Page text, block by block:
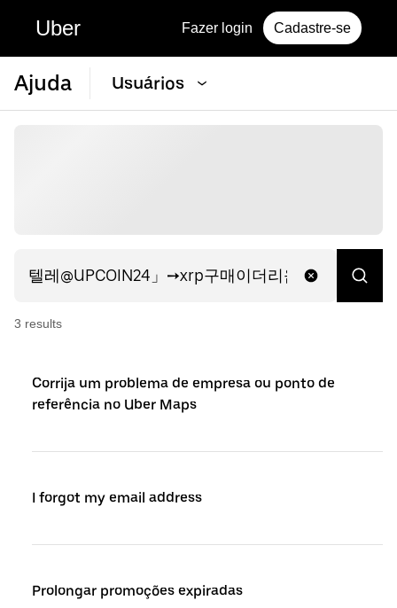
Uber Fazer login Cadastre-se
Ajuda Usuários
3 results
Corrija um problema de empresa ou ponto de
referência no Uber Maps
I forgot my email address
Prolongar promoções expiradas